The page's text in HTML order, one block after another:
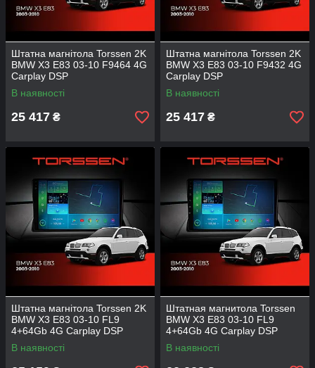
Штатна магнітола Torssen 2K
BMW X3 E83 03-10 F9464 4G
Carplay DSP
В наявності
25 417 ₴
Штатна магнітола Torssen 2K
BMW X3 E83 03-10 F9432 4G
Carplay DSP
В наявності
25 417 ₴
Штатна магнітола Torssen 2K
BMW X3 E83 03-10 FL9
4+64Gb 4G Carplay DSP
В наявності
Штатная магнитола Torssen
BMW X3 E83 03-10 FL9
4+64Gb 4G Carplay DSP
В наявності